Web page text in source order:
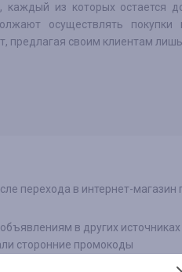
каждый из которых остается
осуществлять покупки
предлагая своим клиентам
перехода в интернет-магазин
в других источниках
сторонние промокоды
есть разделение на